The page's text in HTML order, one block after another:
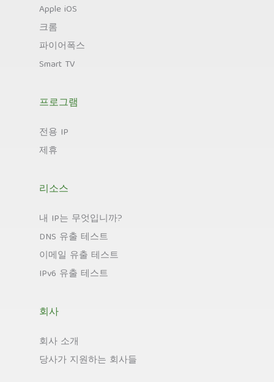
Apple iOS
크롬
파이어폭스
Smart TV
프로그램
전용 IP
제휴
리소스
내 IP는 무엇입니까?
DNS 유출 테스트
이메일 유출 테스트
IPv6 유출 테스트
회사
회사 소개
당사가 지원하는 회사들